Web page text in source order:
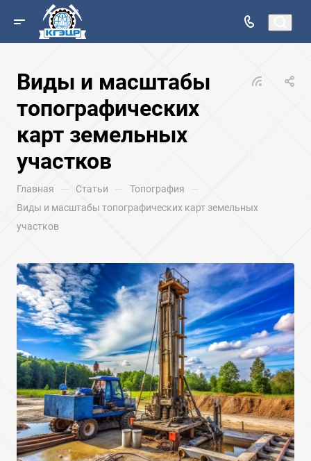
Виды и масштабы
топографических
карт земельных
участков
Главная — Статьи — Топография —
Виды и масштабы топографических карт земельных
участков